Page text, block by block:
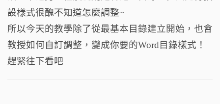
設樣式很醜不知道怎麼調整~
所以今天的教學除了從最基本目錄建立開始，也會
教授如何自訂調整，變成你要的Word目錄樣式！
趕緊往下看吧